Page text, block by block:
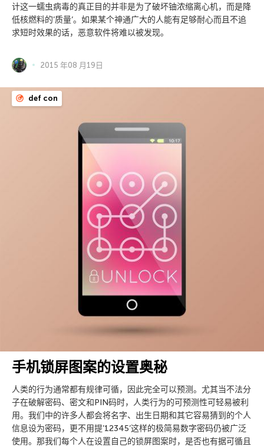
计这一蠕虫病毒的真正目的并非是为了破坏铀浓缩离心机，而是降
低核燃料的’质量’。如果某个神通广大的人能有足够耐心而且不追
求短时效果的话，恶意软件将难以被发现。
2015 年08 月19日
def con
手机锁屏图案的设置奥秘
人类的行为通常都有规律可循，因此完全可以预测。尤其当不法分
子在破解密码、密文和PIN码时，人类行为的可预测性可轻易被利
用。我们中的许多人都会将名字、出生日期和其它容易猜到的个人
信息设为密码，更不用提’12345’这样的极简易数字密码仍被广泛
使用。那我们每个人在设置自己的锁屏图案时，是否也有据可循且